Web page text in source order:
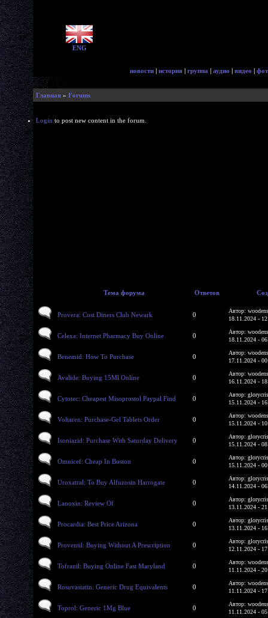
ENG
новости | история | группа | аудио | видео |
Главная » Forums
Login to post new content in the forum.
Тема форума Ответов
Provera: Cost Diners Club Newark 0
Автор:
18.11.2024 -
Celexa: Internet Pharmacy Buy Online 0
Автор:
18.11.2024 -
Benemid: How To Purchase 0
Автор:
17.11.2024 -
Avalide: Buying 15Ml Online 0
Автор:
16.11.2024 -
Cytotec: Cheapest Misoprostol Paypal Find 0
Автор:
15.11.2024 -
Voltaren: Purchase-Gel Tablets Order 0
Автор:
15.11.2024 -
Isoniazid: Purchase With Saturday Delivery 0
Автор:
15.11.2024 -
Omnicef: Cheap In Boston 0
Автор:
15.11.2024 -
Uroxatral: To Buy Alfuzosin Harrogate 0
Автор:
14.11.2024 -
Lanoxin: Review Of 0
Автор:
13.11.2024 -
Procardia: Best Price Arizona 0
Автор:
13.11.2024 -
Proventil: Buying Without A Prescription 0
Автор:
12.11.2024 -
Tofranil: Buying Online Fast Maryland 0
Автор:
11.11.2024 -
Rosuvastatin: Generic Drug Equivalents 0
Автор:
11.11.2024 -
Toprol: Generic 1Mg Blue 0
Автор:
11.11.2024 -